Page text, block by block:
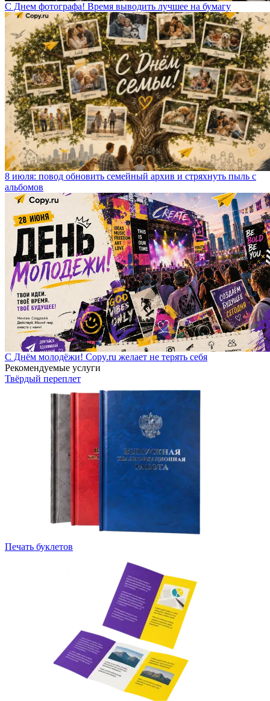
С Днем фотографа! Время выводить лучшее на бумагу
8 июля: повод обновить семейный архив и стряхнуть пыль с
альбомов
С Днём молодёжи! Copy.ru желает не терять себя
Рекомендуемые услуги
Твёрдый переплет
Печать буклетов